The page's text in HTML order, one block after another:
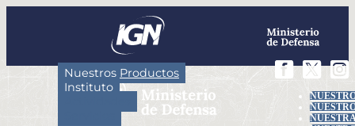
Nuestros Productos
Instituto